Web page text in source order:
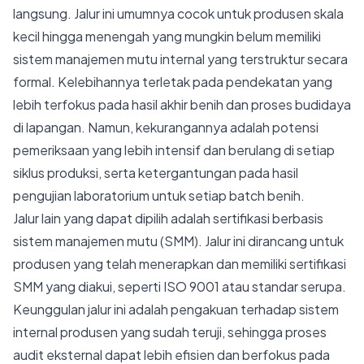
langsung. Jalur ini umumnya cocok untuk produsen skala
kecil hingga menengah yang mungkin belum memiliki
sistem manajemen mutu internal yang terstruktur secara
formal. Kelebihannya terletak pada pendekatan yang
lebih terfokus pada hasil akhir benih dan proses budidaya
di lapangan. Namun, kekurangannya adalah potensi
pemeriksaan yang lebih intensif dan berulang di setiap
siklus produksi, serta ketergantungan pada hasil
pengujian laboratorium untuk setiap batch benih.
Jalur lain yang dapat dipilih adalah sertifikasi berbasis
sistem manajemen mutu (SMM). Jalur ini dirancang untuk
produsen yang telah menerapkan dan memiliki sertifikasi
SMM yang diakui, seperti ISO 9001 atau standar serupa.
Keunggulan jalur ini adalah pengakuan terhadap sistem
internal produsen yang sudah teruji, sehingga proses
audit eksternal dapat lebih efisien dan berfokus pada